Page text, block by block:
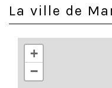
La ville de
+
−